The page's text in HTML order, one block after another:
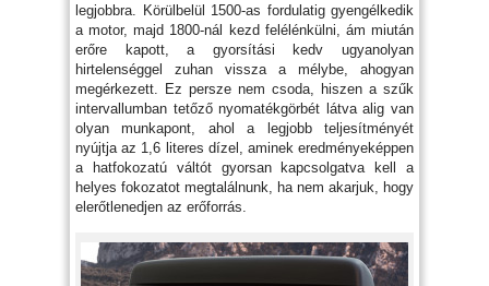
legjobbra. Körülbelül 1500-as fordulatig gyengélkedik
a motor, majd 1800-nál kezd felélénkülni, ám miután
erőre kapott, a gyorsítási kedv ugyanolyan
hirtelenséggel zuhan vissza a mélybe, ahogyan
megérkezett. Ez persze nem csoda, hiszen a szűk
intervallumban tetőző nyomatékgörbét látva alig van
olyan munkapont, ahol a legjobb teljesítményét
nyújtja az 1,6 literes dízel, aminek eredményeképpen
a hatfokozatú váltót gyorsan kapcsolgatva kell a
helyes fokozatot megtalálnunk, ha nem akarjuk, hogy
elerőtlenedjen az erőforrás.